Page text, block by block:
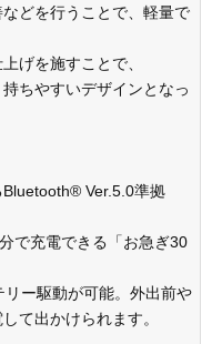
どを行うことで、軽量で
げを施すことで、
ちやすいデザインとなっ
Ver.5.0準拠
で充電できる「お急ぎ30
ー駆動が可能。外出前や
て出かけられます。